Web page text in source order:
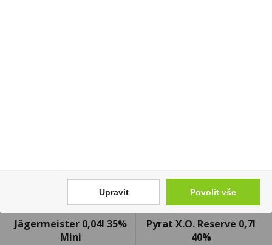
Jägermeister 0,04l 35%
Mini
Pyrat X.O. Reserve 0,7l
40%
Upravit Povolit vše